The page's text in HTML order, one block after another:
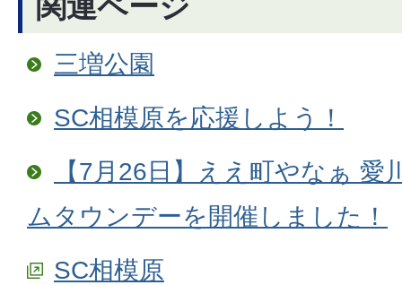
三増公園
SC相模原を応援しよう！
【7月26日】ええ町やなぁ 愛
ムタウンデーを開催しました！
SC相模原